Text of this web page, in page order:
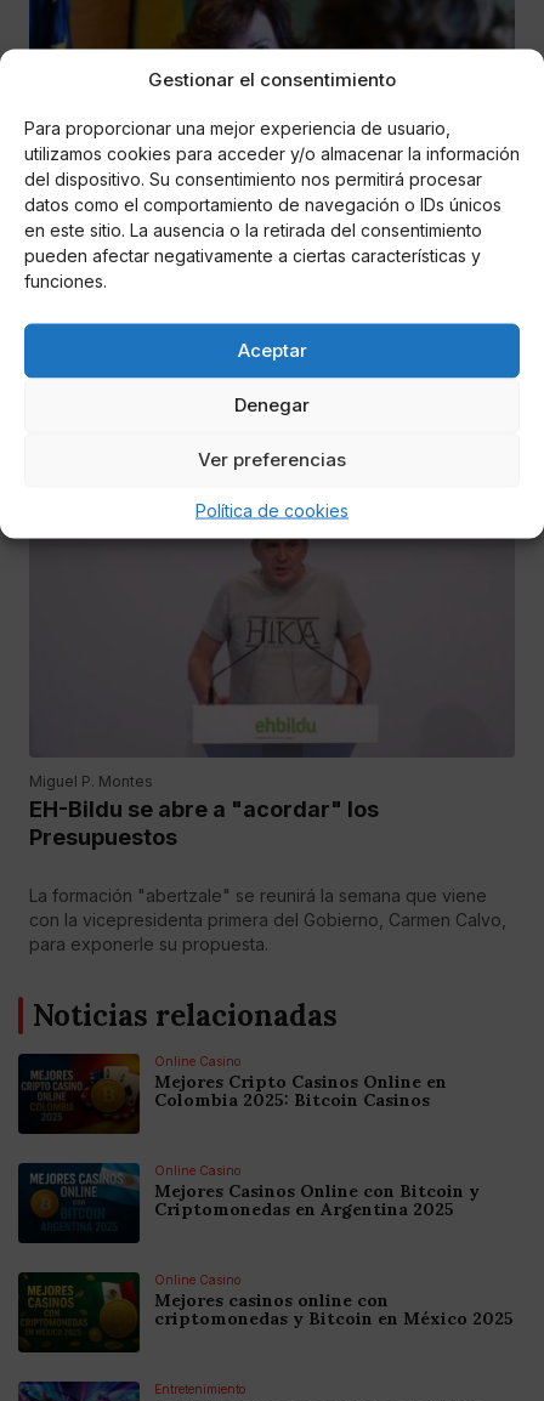
Gestionar el consentimiento
Para proporcionar una mejor experiencia de usuario,
utilizamos cookies para acceder y/o almacenar la información
del dispositivo. Su consentimiento nos permitirá procesar
datos como el comportamiento de navegación o IDs únicos
en este sitio. La ausencia o la retirada del consentimiento
pueden afectar negativamente a ciertas características y
funciones.
Aceptar
Denegar
Ver preferencias
Política de cookies
Miguel P. Montes
Calvo pide al PP que se abstenga en la
votación de los Presupuestos
La vicepresidenta primera del Gobierno se reunió con la
portavoz del PP en el Congreso, Cuca Gamarra, para
pedirle también que renueve el Consejo General del Poder
Miguel P. Montes
EH-Bildu se abre a "acordar" los
Presupuestos
La formación "abertzale" se reunirá la semana que viene
con la vicepresidenta primera del Gobierno, Carmen Calvo,
para exponerle su propuesta.
Noticias relacionadas
Online Casino
Mejores Cripto Casinos Online en
Colombia 2025: Bitcoin Casinos
Online Casino
Mejores Casinos Online con Bitcoin y
Criptomonedas en Argentina 2025
Online Casino
Mejores casinos online con
criptomonedas y Bitcoin en México 2025
Entretenimiento